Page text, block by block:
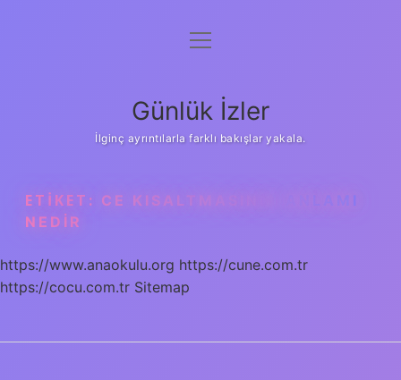
Anasayfa
Yasal Uyarı
menüyü
Günlük İzler
İlginç ayrıntılarla farklı bakışlar yakala.
ETIKET: CE KISALTMASININ ANLAMI
NEDIR
https://www.anaokulu.org https://cune.com.tr
https://cocu.com.tr Sitemap